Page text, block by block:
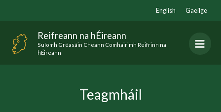
English Gaeilge
Reifreann na hÉireann
Suíomh Gréasáin Cheann Comhairimh Reifrinn na
hÉireann
Teagmháil